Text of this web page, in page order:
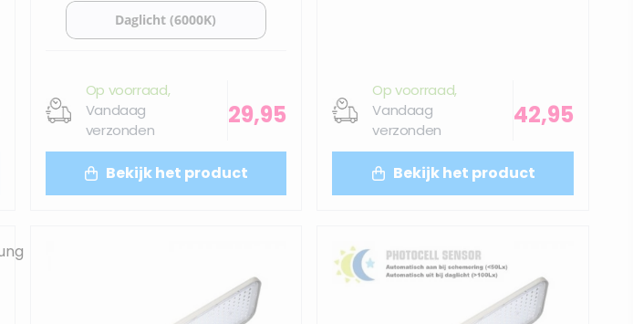
Op voorraad,
Vandaag
verzonden
29,95
Bekijk het product
Op voorraad,
Vandaag
verzonden
42,95
Bekijk het product